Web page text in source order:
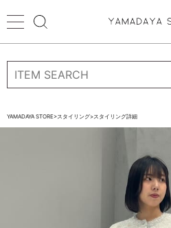
ログイン
STORE BRAND・LABELから探す
YAMADAYA STORE>スタイリング>スタイリング詳細